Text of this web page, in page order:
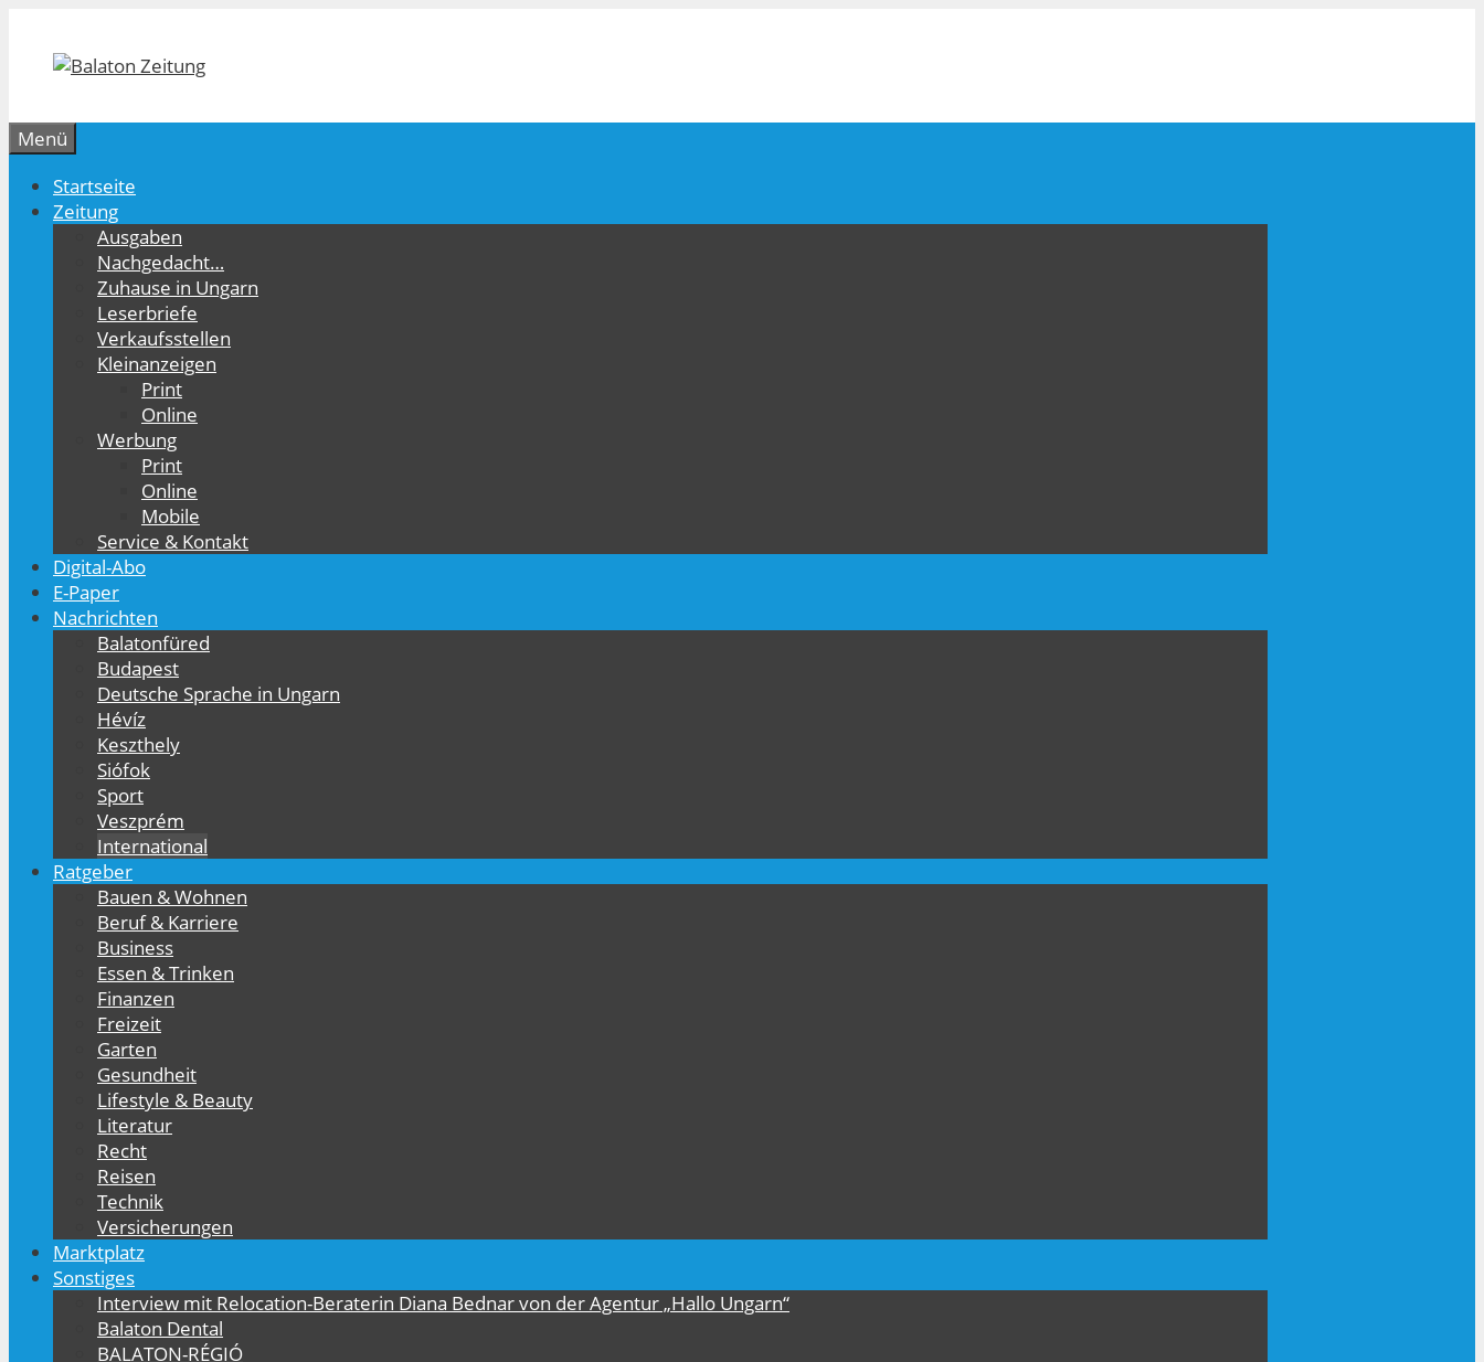
springen
Menü
Startseite
Zeitung
Ausgaben
Nachgedacht…
Zuhause in Ungarn
Leserbriefe
Verkaufsstellen
Kleinanzeigen
Print
Online
Werbung
Print
Online
Mobile
Service & Kontakt
Digital-Abo
E-Paper
Nachrichten
Balatonfüred
Budapest
Deutsche Sprache in Ungarn
Hévíz
Keszthely
Siófok
Sport
Veszprém
International
Ratgeber
Bauen & Wohnen
Beruf & Karriere
Business
Essen & Trinken
Finanzen
Freizeit
Garten
Gesundheit
Lifestyle & Beauty
Literatur
Recht
Reisen
Technik
Versicherungen
Marktplatz
Sonstiges
Interview mit Relocation-Beraterin Diana Bednar von der Agentur „Hallo Ungarn“
Balaton Dental
BALATON-RÉGIÓ